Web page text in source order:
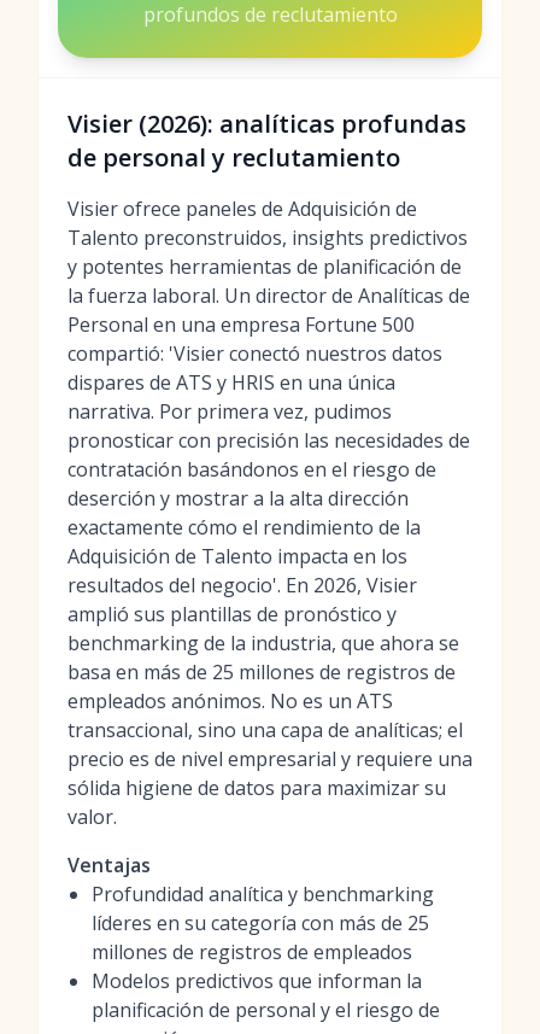
profundos de reclutamiento
Visier (2026): analíticas profundas
de personal y reclutamiento
Visier ofrece paneles de Adquisición de
Talento preconstruidos, insights predictivos
y potentes herramientas de planificación de
la fuerza laboral. Un director de Analíticas de
Personal en una empresa Fortune 500
compartió: 'Visier conectó nuestros datos
dispares de ATS y HRIS en una única
narrativa. Por primera vez, pudimos
pronosticar con precisión las necesidades de
contratación basándonos en el riesgo de
deserción y mostrar a la alta dirección
exactamente cómo el rendimiento de la
Adquisición de Talento impacta en los
resultados del negocio'. En 2026, Visier
amplió sus plantillas de pronóstico y
benchmarking de la industria, que ahora se
basa en más de 25 millones de registros de
empleados anónimos. No es un ATS
transaccional, sino una capa de analíticas; el
precio es de nivel empresarial y requiere una
sólida higiene de datos para maximizar su
valor.
Ventajas
Profundidad analítica y benchmarking
líderes en su categoría con más de 25
millones de registros de empleados
Modelos predictivos que informan la
planificación de personal y el riesgo de